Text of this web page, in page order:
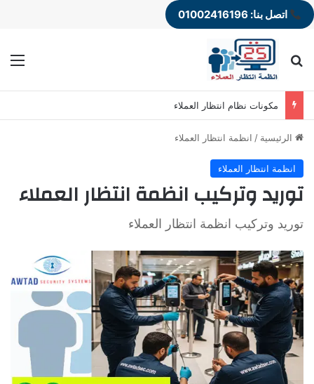
اتصل بنا: 01002416196
بحث عن
مكونات نظام انتظار العملاء
الرئيسية / انظمة انتظار العملاء
انظمة انتظار العملاء
توريد وتركيب انظمة انتظار العملاء
توريد وتركيب انظمة انتظار العملاء